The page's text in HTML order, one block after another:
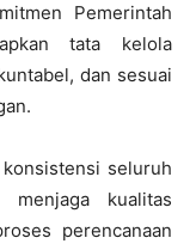
Pemerintah
tata kelola
dan sesuai
seluruh
menjaga kualitas
perencanaan